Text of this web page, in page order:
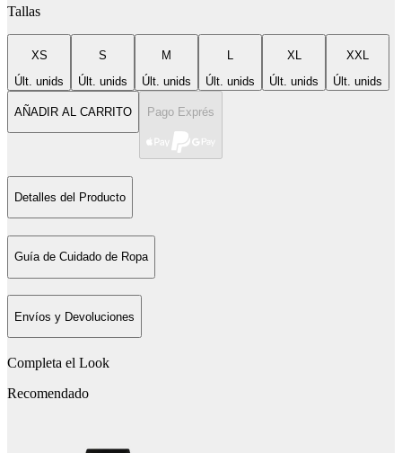
Tallas
XS
Últ. unids
S
Últ. unids
M
Últ. unids
L
Últ. unids
XL
Últ. unids
XXL
Últ. unids
AÑADIR AL CARRITO Pago Exprés
Detalles del Producto
Guía de Cuidado de Ropa
Envíos y Devoluciones
Completa el Look
Recomendado